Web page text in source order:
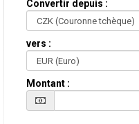
Convertir depuis :
vers :
Montant :